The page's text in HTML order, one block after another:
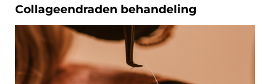
Collageendraden behandeling